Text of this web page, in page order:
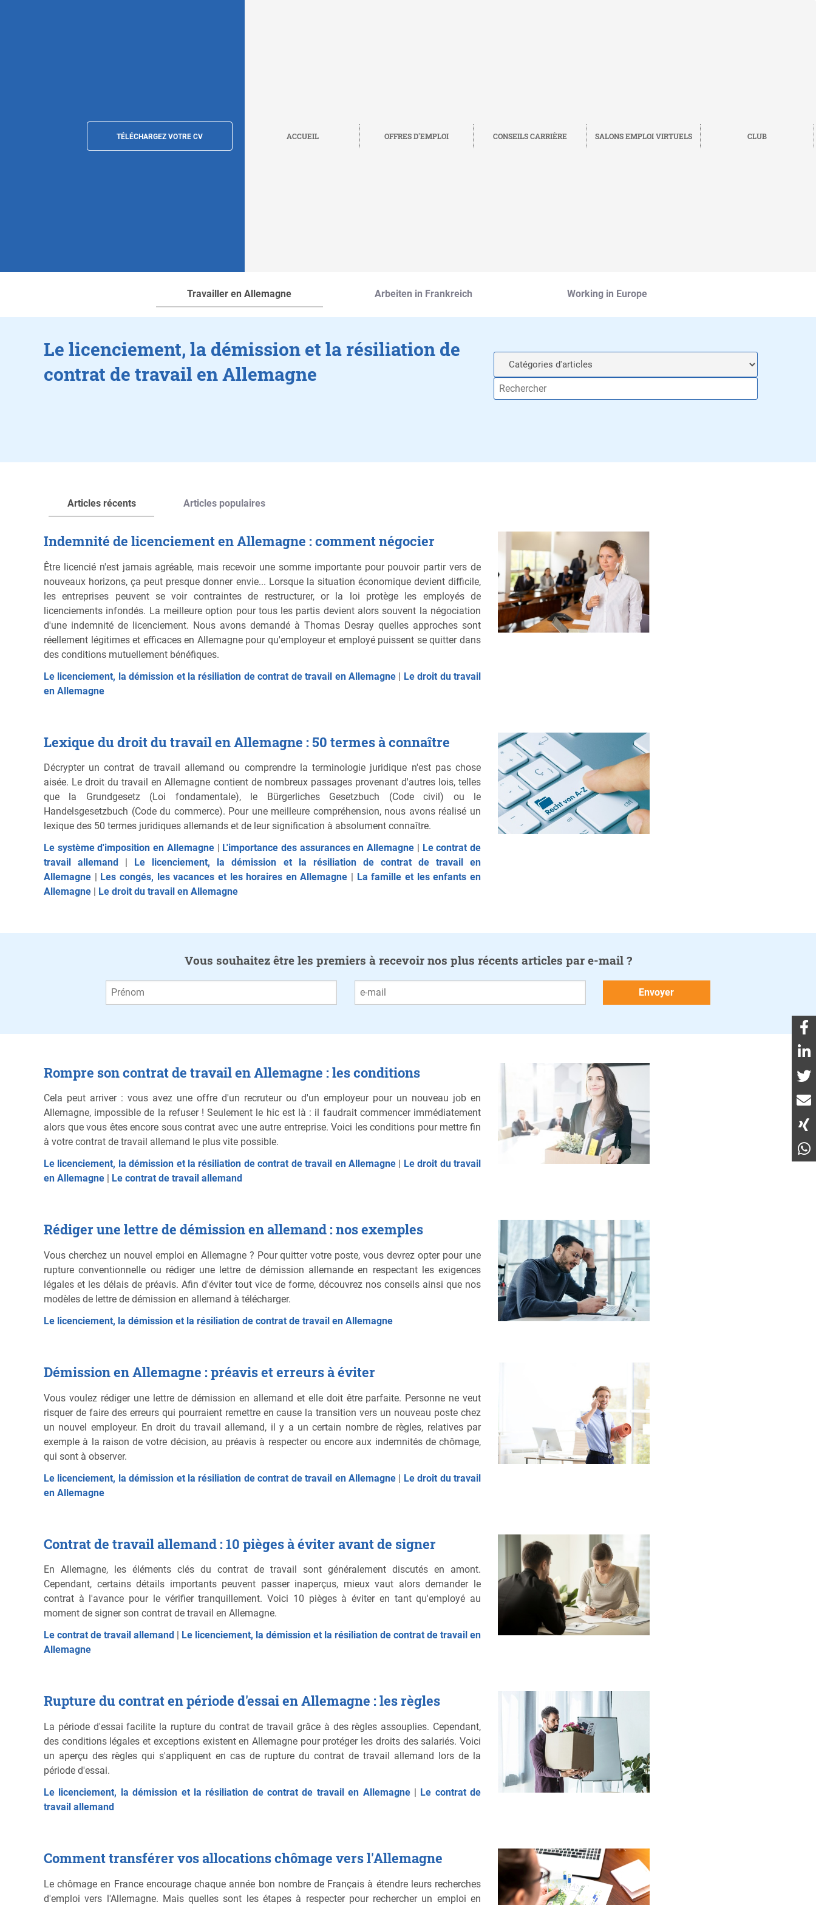
TÉLÉCHARGEZ VOTRE CV ACCUEIL OFFRES D'EMPLOI CONSEILS CARRIÈRE SALONS EMPLOI VIRTUELS CLUB
Travailler en Allemagne Arbeiten in Frankreich Working in Europe
Le licenciement, la démission et la résiliation de
contrat de travail en Allemagne
Articles récents Articles populaires
Indemnité de licenciement en Allemagne : comment négocier
Être licencié n'est jamais agréable, mais recevoir une somme importante pour pouvoir partir vers de
nouveaux horizons, ça peut presque donner envie... Lorsque la situation économique devient difficile,
les entreprises peuvent se voir contraintes de restructurer, or la loi protège les employés de
licenciements infondés. La meilleure option pour tous les partis devient alors souvent la négociation
d'une indemnité de licenciement. Nous avons demandé à Thomas Desray quelles approches sont
réellement légitimes et efficaces en Allemagne pour qu'employeur et employé puissent se quitter dans
des conditions mutuellement bénéfiques.
Le licenciement, la démission et la résiliation de contrat de travail en Allemagne| Le droit du travail
en Allemagne
Lexique du droit du travail en Allemagne : 50 termes à connaître
Décrypter un contrat de travail allemand ou comprendre la terminologie juridique n'est pas chose
aisée. Le droit du travail en Allemagne contient de nombreux passages provenant d'autres lois, telles
que la Grundgesetz (Loi fondamentale), le Bürgerliches Gesetzbuch (Code civil) ou le
Handelsgesetzbuch (Code du commerce). Pour une meilleure compréhension, nous avons réalisé un
lexique des 50 termes juridiques allemands et de leur signification à absolument connaître.
Le système d'imposition en Allemagne| L'importance des assurances en Allemagne
Le contrat de
travail allemand
Le licenciement, la démission et la résiliation de contrat de travail en
Allemagne
Les congés, les vacances et les horaires en Allemagne
La famille et les enfants en
Allemagne
Le droit du travail en Allemagne
Vous souhaitez être les premiers à recevoir nos plus récents articles par e-mail ?
Rompre son contrat de travail en Allemagne : les conditions
Cela peut arriver : vous avez une offre d'un recruteur ou d'un employeur pour un nouveau job en
Allemagne, impossible de la refuser ! Seulement le hic est là : il faudrait commencer immédiatement
alors que vous êtes encore sous contrat avec une autre entreprise. Voici les conditions pour mettre fin
à votre contrat de travail allemand le plus vite possible.
Le licenciement, la démission et la résiliation de contrat de travail en Allemagne|
Le droit du travail
en Allemagne
Le contrat de travail allemand
Rédiger une lettre de démission en allemand : nos exemples
Vous cherchez un nouvel emploi en Allemagne ? Pour quitter votre poste, vous devrez opter pour une
rupture conventionnelle ou rédiger une lettre de démission allemande en respectant les exigences
légales et les délais de préavis. Afin d'éviter tout vice de forme, découvrez nos conseils ainsi que nos
modèles de lettre de démission en allemand à télécharger.
Le licenciement, la démission et la résiliation de contrat de travail en Allemagne
Démission en Allemagne : préavis et erreurs à éviter
Vous voulez rédiger une lettre de démission en allemand et elle doit être parfaite. Personne ne veut
risquer de faire des erreurs qui pourraient remettre en cause la transition vers un nouveau poste chez
un nouvel employeur. En droit du travail allemand, il y a un certain nombre de règles, relatives par
exemple à la raison de votre décision, au préavis à respecter ou encore aux indemnités de chômage,
qui sont à observer.
Le licenciement, la démission et la résiliation de contrat de travail en Allemagne| Le droit du travail
en Allemagne
Contrat de travail allemand : 10 pièges à éviter avant de signer
En Allemagne, les éléments clés du contrat de travail sont généralement discutés en amont.
Cependant, certains détails importants peuvent passer inaperçus, mieux vaut alors demander le
contrat à l'avance pour le vérifier tranquillement. Voici 10 pièges à éviter en tant qu'employé au
moment de signer son contrat de travail en Allemagne.
Le contrat de travail allemand
Le licenciement, la démission et la résiliation de contrat de travail en
Allemagne
Rupture du contrat en période d'essai en Allemagne : les règles
La période d'essai facilite la rupture du contrat de travail grâce à des règles assouplies. Cependant,
des conditions légales et exceptions existent en Allemagne pour protéger les droits des salariés. Voici
un aperçu des règles qui s'appliquent en cas de rupture du contrat de travail allemand lors de la
période d'essai.
Le licenciement, la démission et la résiliation de contrat de travail en Allemagne| Le contrat de
travail allemand
Comment transférer vos allocations chômage vers l'Allemagne
Le chômage en France encourage chaque année bon nombre de Français à étendre leurs recherches
d'emploi vers l'Allemagne. Mais quelles sont les étapes à respecter pour rechercher un emploi en